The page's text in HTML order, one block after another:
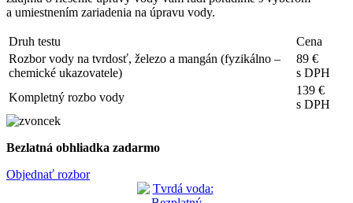
a umiestnením zariadenia na úpravu vody.
Druh testu
Cena
Rozbor vody na tvrdosť, železo a mangán (fyzikálno –
chemické ukazovatele)
89 €
s DPH
Kompletný rozbo vody
139 €
s DPH
Bezlatná obhliadka zadarmo
Objednať rozbor